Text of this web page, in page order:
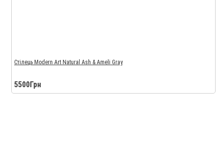
Стілець Modern Art Natural Ash & Ameli Gray
5500Грн